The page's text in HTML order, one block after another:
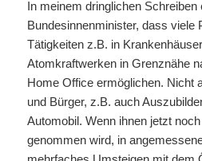
In meinem dringlichen Schreiben
Bundesinnenminister, dass viele
Tätigkeiten z.B. in
Atomkraftwerken in Grenznähe
Home Office ermöglichen. Nicht
und Bürger, z.B. auch
Automobil. Wenn ihnen jetzt
genommen wird, in